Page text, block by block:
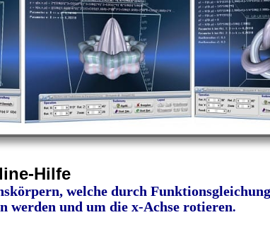
Hilfe
welche durch
werden und um die x-Achse rotieren.